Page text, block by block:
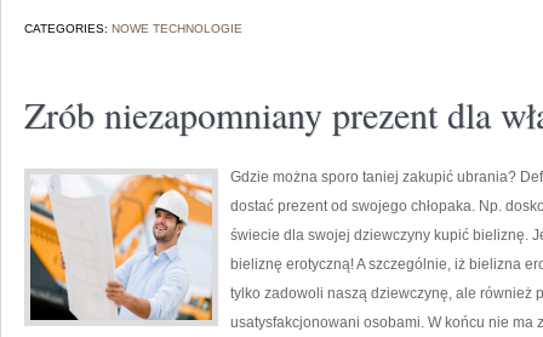
CATEGORIES: NOWE TECHNOLOGIE
Zrób niezapomniany prezent dla
Gdzie można sporo taniej zakupić ubrania?
dostać prezent od swojego chłopaka. Np.
świecie dla swojej dziewczyny kupić bieliznę.
bieliznę erotyczną! A szczególnie, iż bielizna
tylko zadowoli naszą dziewczynę, ale również
usatysfakcjonowani osobami. W końcu nie